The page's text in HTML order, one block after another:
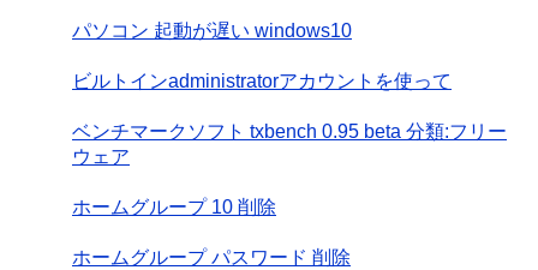
パソコン 起動が遅い windows10
ビルトインadministratorアカウントを使って
ベンチマークソフト txbench 0.95 beta 分類:フリー
ウェア
ホームグループ 10 削除
ホームグループ パスワード 削除